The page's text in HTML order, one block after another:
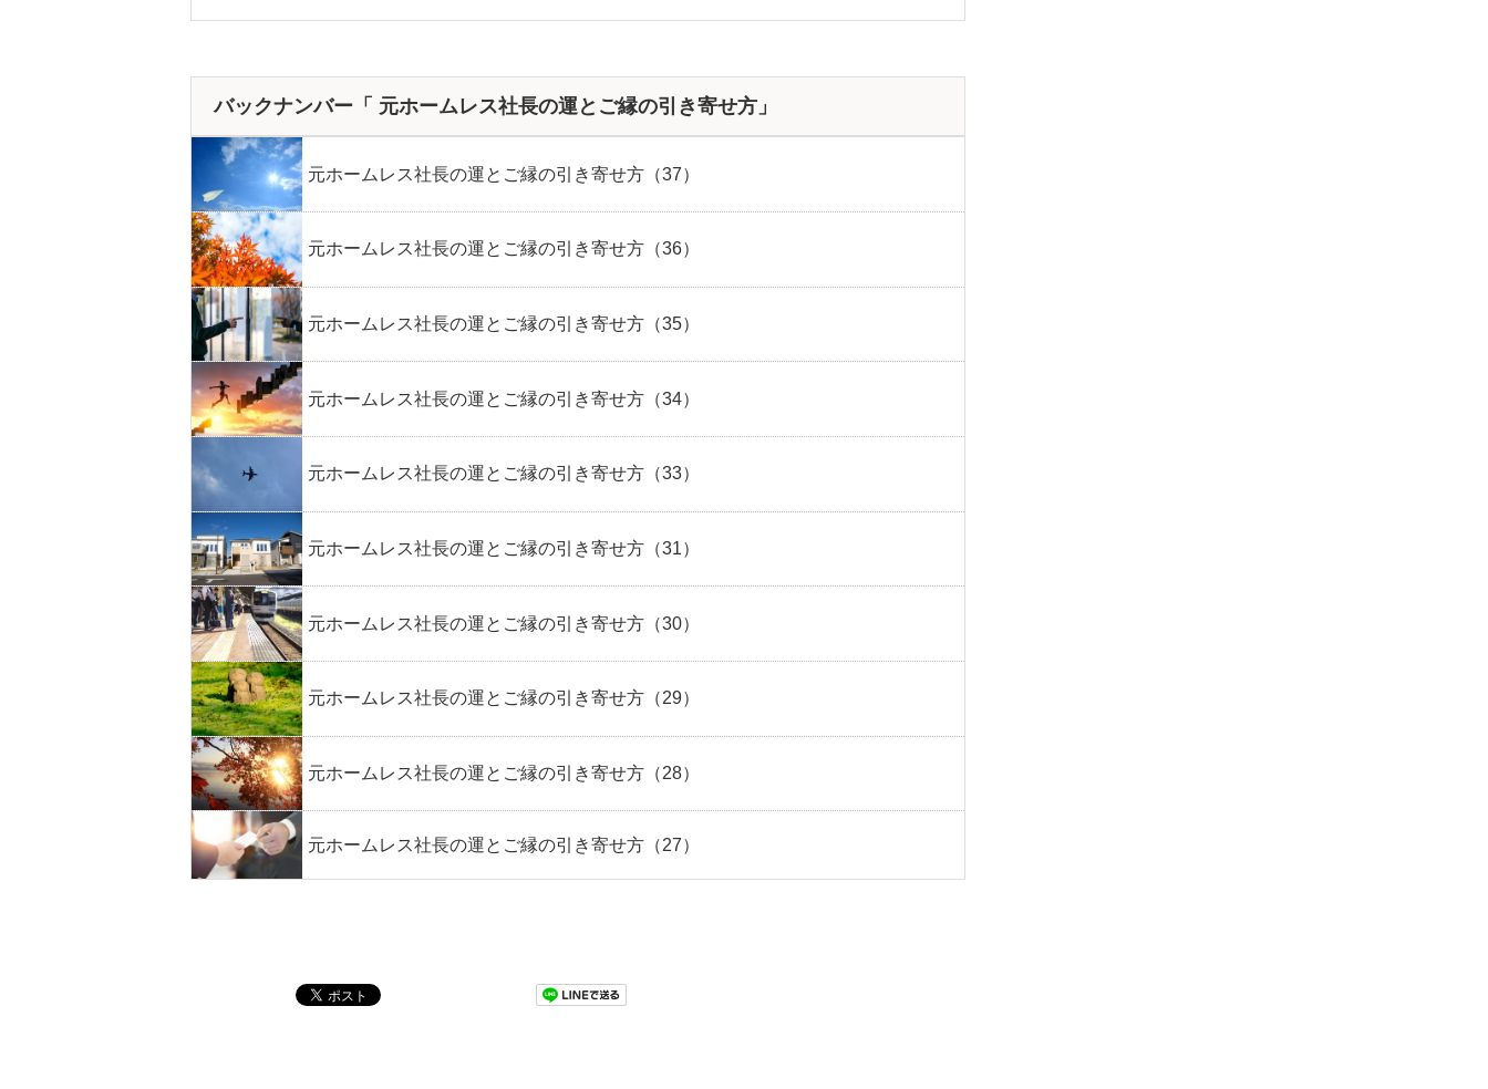
バックナンバー「 元ホームレス社長の運とご縁の引き寄せ方」
元ホームレス社長の運とご縁の引き寄せ方（37）
元ホームレス社長の運とご縁の引き寄せ方（36）
元ホームレス社長の運とご縁の引き寄せ方（35）
元ホームレス社長の運とご縁の引き寄せ方（34）
元ホームレス社長の運とご縁の引き寄せ方（33）
元ホームレス社長の運とご縁の引き寄せ方（31）
元ホームレス社長の運とご縁の引き寄せ方（30）
元ホームレス社長の運とご縁の引き寄せ方（29）
元ホームレス社長の運とご縁の引き寄せ方（28）
元ホームレス社長の運とご縁の引き寄せ方（27）